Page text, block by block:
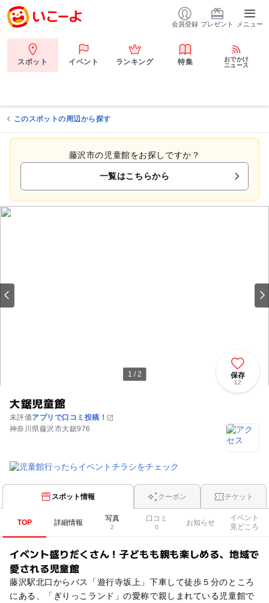
会員登録 プレゼント メニュー
スポット イベント ランキング 特集
おでかけ
ニュース
このスポットの周辺から探す
藤沢市の児童館をお探しですか？
一覧はこちらから
1 / 2
大鋸児童館
未評価アプリで口コミ投稿！
神奈川県藤沢市大鋸976
保存
12
スポット情報 クーポン チケット
TOP 詳細情報 写真
2
口コミ
0
お知らせ
イベント
見どころ
イベント盛りだくさん！子どもも親も楽しめる、地域で
愛される児童館
藤沢駅北口からバス「遊行寺坂上」下車して徒歩５分のところ
にある、「ぎりっこランド」の愛称で親しまれている児童館で